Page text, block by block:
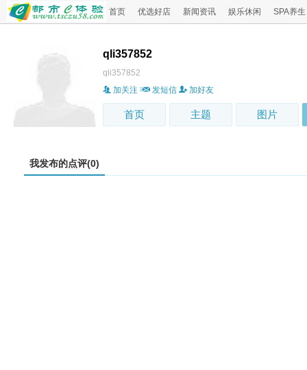
首页 优选好店 新闻资讯 娱乐休闲 SPA养生
qli357852
qli357852
加关注
发短信 加好友
首页 主题 图片
我发布的点评(0)